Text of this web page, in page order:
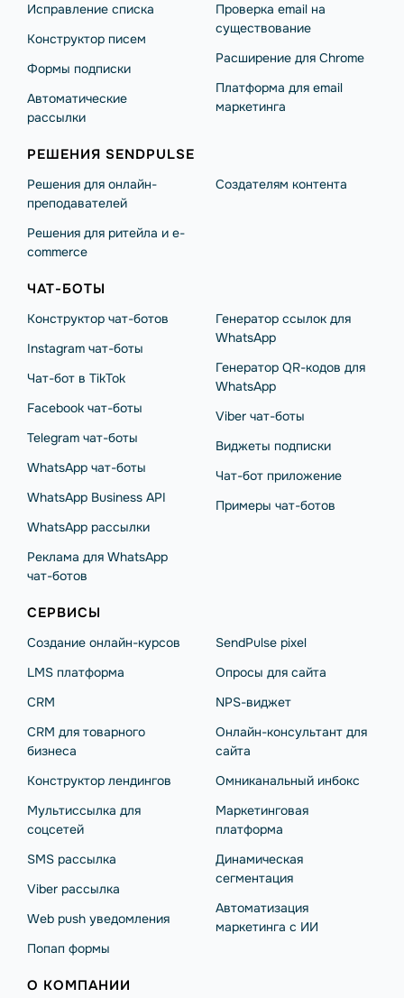
Исправление списка
Конструктор писем
Формы подписки
Автоматические
рассылки
Проверка email на
существование
Расширение для Chrome
Платформа для email
маркетинга
РЕШЕНИЯ SENDPULSE
Решения для онлайн-
преподавателей
Решения для ритейла и e-
commerce
Создателям контента
ЧАТ-БОТЫ
Конструктор чат-ботов
Instagram чат-боты
Чат-бот в TikTok
Facebook чат-боты
Telegram чат-боты
WhatsApp чат-боты
WhatsApp Business API
WhatsApp рассылки
Реклама для WhatsApp
чат-ботов
Генератор ссылок для
WhatsApp
Генератор QR-кодов для
WhatsApp
Viber чат-боты
Виджеты подписки
Чат-бот приложение
Примеры чат-ботов
СЕРВИСЫ
Создание онлайн-курсов
LMS платформа
CRM
CRM для товарного
бизнеса
Конструктор лендингов
Мультиссылка для
соцсетей
SMS рассылка
Viber рассылка
Web push уведомления
Попап формы
SendPulse pixel
Опросы для сайта
NPS-виджет
Онлайн-консультант для
сайта
Омниканальный инбокс
Маркетинговая
платформа
Динамическая
сегментация
Автоматизация
маркетинга с ИИ
О КОМПАНИИ